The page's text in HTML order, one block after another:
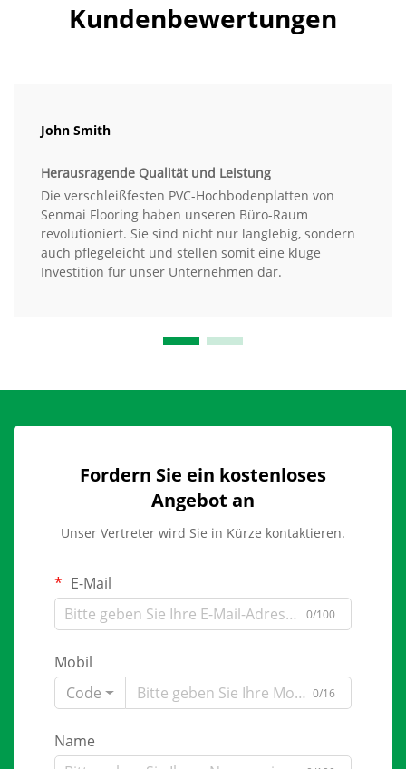
Kundenbewertungen
John Smith
Herausragende Qualität und Leistung
Die verschleißfesten PVC-Hochbodenplatten von
Senmai Flooring haben unseren Büro-Raum
revolutioniert. Sie sind nicht nur langlebig, sondern
auch pflegeleicht und stellen somit eine kluge
Investition für unser Unternehmen dar.
Fordern Sie ein kostenloses
Angebot an
Unser Vertreter wird Sie in Kürze kontaktieren.
E-Mail
0/100
Mobil
Code
0/16
Name